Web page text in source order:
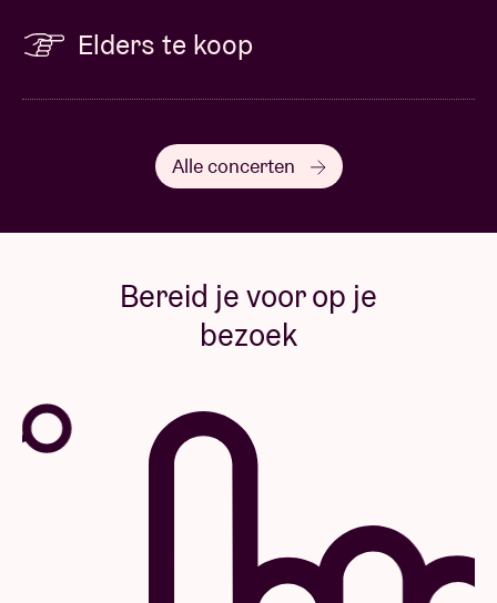
Elders te koop
Alle concerten
Bereid je voor op je
bezoek